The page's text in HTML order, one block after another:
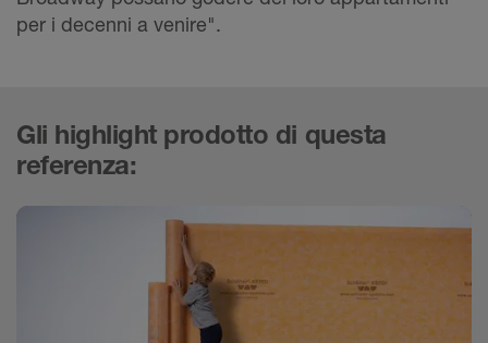
per i decenni a venire".
Gli highlight prodotto di questa
referenza: